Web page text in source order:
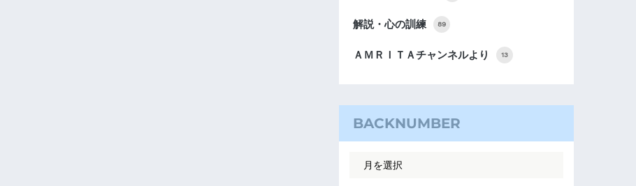
解説・心の訓練 89
ＡＭＲＩＴＡチャンネルより 13
BACKNUMBER